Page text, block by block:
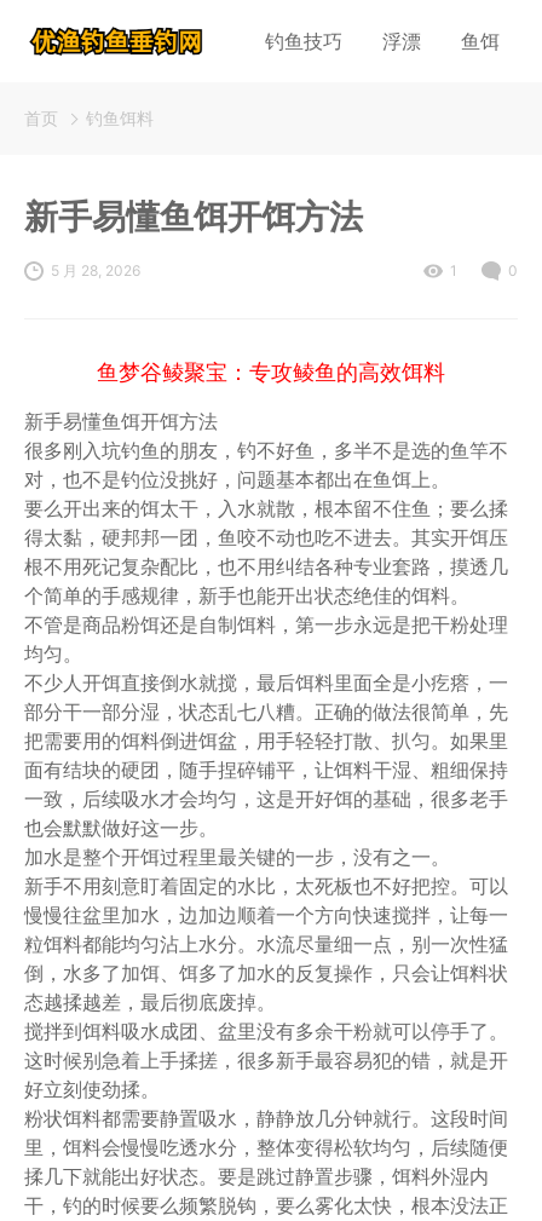
钓鱼技巧 浮漂 鱼饵
首页 钓鱼饵料
新手易懂鱼饵开饵方法
5 月 28, 2026 1 0
鱼梦谷鲮聚宝：专攻鲮鱼的高效饵料
新手易懂鱼饵开饵方法
很多刚入坑钓鱼的朋友，钓不好鱼，多半不是选的鱼竿不
对，也不是钓位没挑好，问题基本都出在鱼饵上。
要么开出来的饵太干，入水就散，根本留不住鱼；要么揉
得太黏，硬邦邦一团，鱼咬不动也吃不进去。其实开饵压
根不用死记复杂配比，也不用纠结各种专业套路，摸透几
个简单的手感规律，新手也能开出状态绝佳的饵料。
不管是商品粉饵还是自制饵料，第一步永远是把干粉处理
均匀。
不少人开饵直接倒水就搅，最后饵料里面全是小疙瘩，一
部分干一部分湿，状态乱七八糟。正确的做法很简单，先
把需要用的饵料倒进饵盆，用手轻轻打散、扒匀。如果里
面有结块的硬团，随手捏碎铺平，让饵料干湿、粗细保持
一致，后续吸水才会均匀，这是开好饵的基础，很多老手
也会默默做好这一步。
加水是整个开饵过程里最关键的一步，没有之一。
新手不用刻意盯着固定的水比，太死板也不好把控。可以
慢慢往盆里加水，边加边顺着一个方向快速搅拌，让每一
粒饵料都能均匀沾上水分。水流尽量细一点，别一次性猛
倒，水多了加饵、饵多了加水的反复操作，只会让饵料状
态越揉越差，最后彻底废掉。
搅拌到饵料吸水成团、盆里没有多余干粉就可以停手了。
这时候别急着上手揉搓，很多新手最容易犯的错，就是开
好立刻使劲揉。
粉状饵料都需要静置吸水，静静放几分钟就行。这段时间
里，饵料会慢慢吃透水分，整体变得松软均匀，后续随便
揉几下就能出好状态。要是跳过静置步骤，饵料外湿内
干，钓的时候要么频繁脱钩，要么雾化太快，根本没法正